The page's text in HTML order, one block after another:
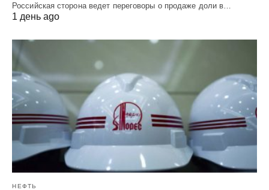
Российская сторона ведет переговоры о продаже доли в…
1 день ago
НЕФТЬ